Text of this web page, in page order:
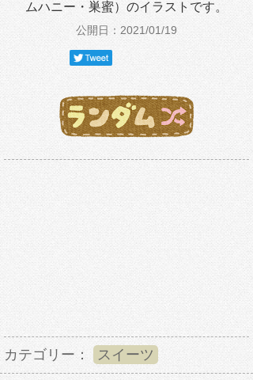
ムハニー・巣蜜）のイラストです。
公開日：2021/01/19
カテゴリー： スイーツ